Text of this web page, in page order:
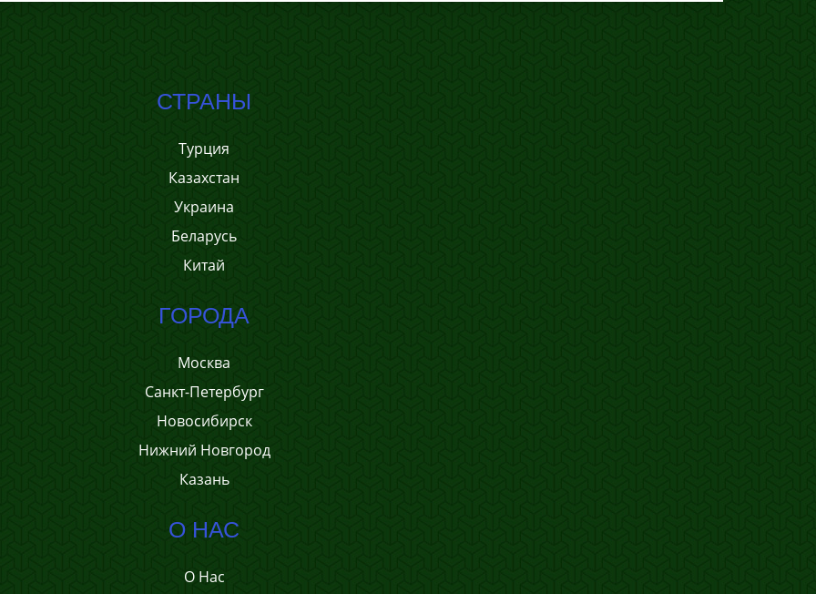
СТРАНЫ
Турция
Казахстан
Украина
Беларусь
Китай
ГОРОДА
Москва
Санкт-Петербург
Новосибирск
Нижний Новгород
Казань
О НАС
О Нас